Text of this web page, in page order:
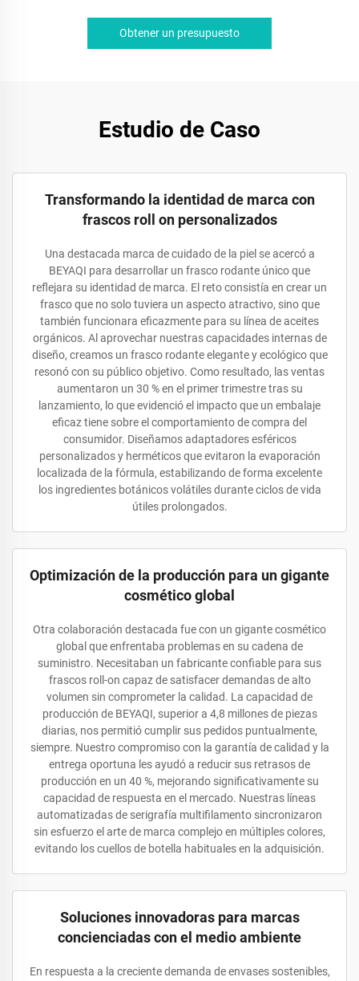
Obtener un presupuesto
Estudio de Caso
Transformando la identidad de marca con
frascos roll on personalizados
Una destacada marca de cuidado de la piel se acercó a
BEYAQI para desarrollar un frasco rodante único que
reflejara su identidad de marca. El reto consistía en crear un
frasco que no solo tuviera un aspecto atractivo, sino que
también funcionara eficazmente para su línea de aceites
orgánicos. Al aprovechar nuestras capacidades internas de
diseño, creamos un frasco rodante elegante y ecológico que
resonó con su público objetivo. Como resultado, las ventas
aumentaron un 30 % en el primer trimestre tras su
lanzamiento, lo que evidenció el impacto que un embalaje
eficaz tiene sobre el comportamiento de compra del
consumidor. Diseñamos adaptadores esféricos
personalizados y herméticos que evitaron la evaporación
localizada de la fórmula, estabilizando de forma excelente
los ingredientes botánicos volátiles durante ciclos de vida
útiles prolongados.
Optimización de la producción para un gigante
cosmético global
Otra colaboración destacada fue con un gigante cosmético
global que enfrentaba problemas en su cadena de
suministro. Necesitaban un fabricante confiable para sus
frascos roll-on capaz de satisfacer demandas de alto
volumen sin comprometer la calidad. La capacidad de
producción de BEYAQI, superior a 4,8 millones de piezas
diarias, nos permitió cumplir sus pedidos puntualmente,
siempre. Nuestro compromiso con la garantía de calidad y la
entrega oportuna les ayudó a reducir sus retrasos de
producción en un 40 %, mejorando significativamente su
capacidad de respuesta en el mercado. Nuestras líneas
automatizadas de serigrafía multifilamento sincronizaron
sin esfuerzo el arte de marca complejo en múltiples colores,
evitando los cuellos de botella habituales en la adquisición.
Soluciones innovadoras para marcas
concienciadas con el medio ambiente
En respuesta a la creciente demanda de envases sostenibles,